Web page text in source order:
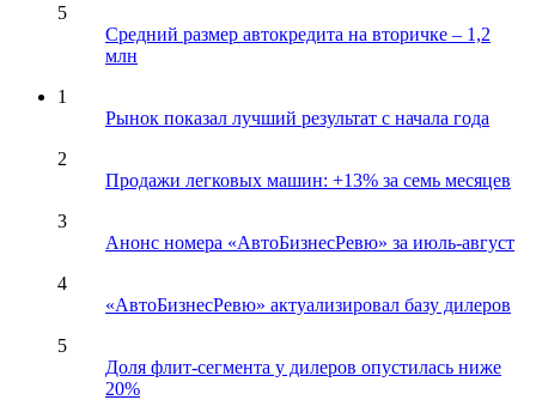
5
Средний размер автокредита на вторичке – 1,2
млн
1
Рынок показал лучший результат с начала года
2
Продажи легковых машин: +13% за семь месяцев
3
Анонс номера «АвтоБизнесРевю» за июль-август
4
«АвтоБизнесРевю» актуализировал базу дилеров
5
Доля флит-сегмента у дилеров опустилась ниже
20%